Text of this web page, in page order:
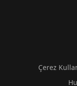
Çerez